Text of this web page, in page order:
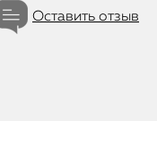
Оставить отзыв